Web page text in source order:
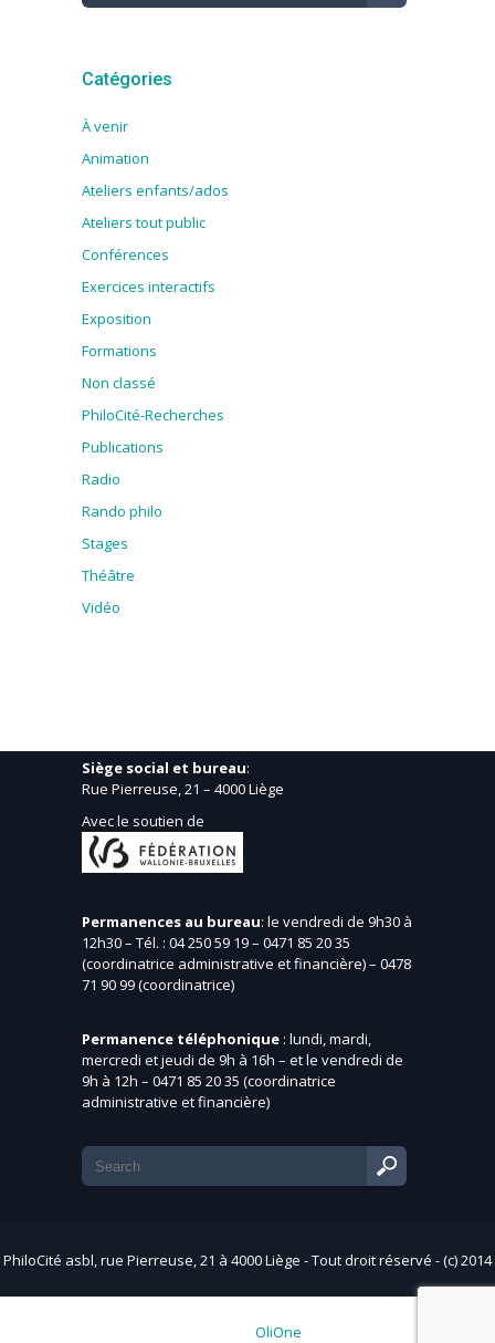
Catégories
À venir
Animation
Ateliers enfants/ados
Ateliers tout public
Conférences
Exercices interactifs
Exposition
Formations
Non classé
PhiloCité-Recherches
Publications
Radio
Rando philo
Stages
Théâtre
Vidéo
Siège social et bureau:
Rue Pierreuse, 21 – 4000 Liège
Avec le soutien de
Permanences au bureau: le vendredi de 9h30 à
12h30 – Tél. : 04 250 59 19 – 0471 85 20 35
(coordinatrice administrative et financière) – 0478
71 90 99 (coordinatrice)
Permanence téléphonique : lundi, mardi,
mercredi et jeudi de 9h à 16h – et le vendredi de
9h à 12h – 0471 85 20 35 (coordinatrice
administrative et financière)
PhiloCité asbl, rue Pierreuse, 21 à 4000 Liège - Tout droit réservé - (c) 2014
OliOne